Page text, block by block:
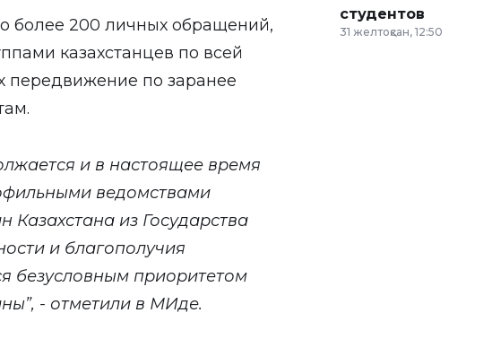
более 200 личных обращений,
казахстанцев по всей
передвижение по заранее
и в настоящее время
ведомствами
Казахстана из Государства
и благополучия
безусловным приоритетом
- отметили в МИде.
студентов
31 желтоқсан, 12:50